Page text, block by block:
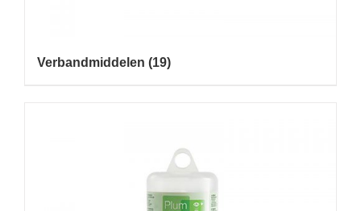
Verbandmiddelen (19)